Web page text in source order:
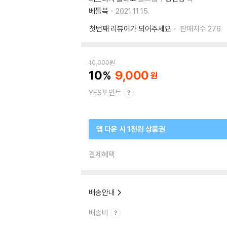
베틀북
2021.11.15.
첫번째 리뷰어가 되어주세요
판매지수 276
10,000원
10 9,000
YES포인트
앱 다운 시 1천원 상품권
결제혜택
배송안내
배송비